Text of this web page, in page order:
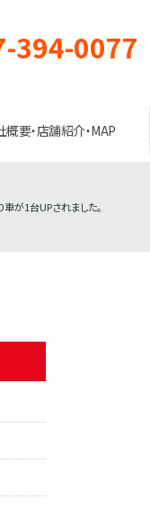
394-0077
概要・店舗紹介・MAP
車が1台UPされました。